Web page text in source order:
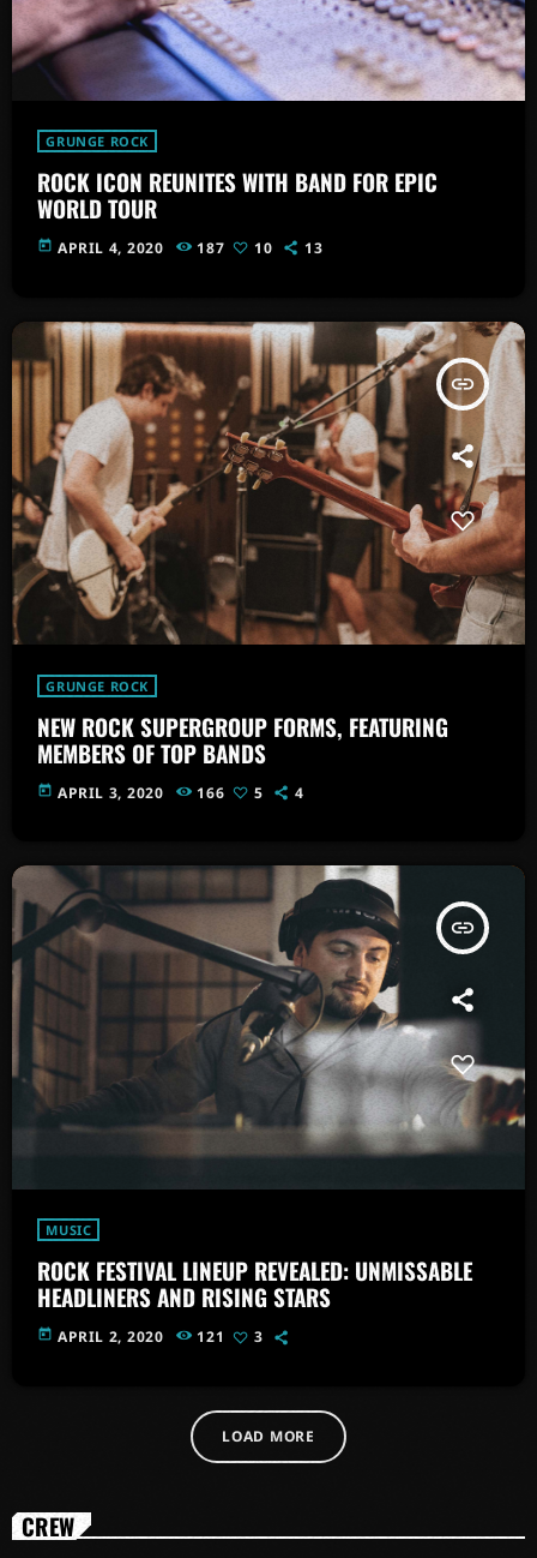
GRUNGE ROCK
ROCK ICON REUNITES WITH BAND FOR EPIC
WORLD TOUR
today APRIL 4, 2020 187 10 13
insert_link
GRUNGE ROCK
NEW ROCK SUPERGROUP FORMS, FEATURING
MEMBERS OF TOP BANDS
today APRIL 3, 2020 166 5 4
insert_link
MUSIC
ROCK FESTIVAL LINEUP REVEALED: UNMISSABLE
HEADLINERS AND RISING STARS
today APRIL 2, 2020 121 3
LOAD MORE
CREW